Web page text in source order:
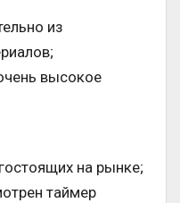
из
высокое
на рынке;
таймер